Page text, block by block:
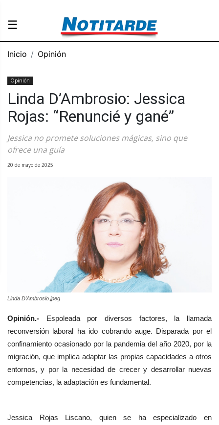
☰
Inicio Opinión
Opinión
Linda D’Ambrosio: Jessica
Rojas: “Renuncié y gané”
Jessica no promete soluciones mágicas, sino que
ofrece una guía
20 de mayo de 2025
Linda D’Ambrosio.jpeg
Opinión.- Espoleada por diversos factores, la llamada
reconversión laboral ha ido cobrando auge. Disparada por el
confinamiento ocasionado por la pandemia del año 2020, por la
migración, que implica adaptar las propias capacidades a otros
entornos, y por la necesidad de crecer y desarrollar nuevas
competencias, la adaptación es fundamental.
Jessica Rojas Liscano, quien se ha especializado en